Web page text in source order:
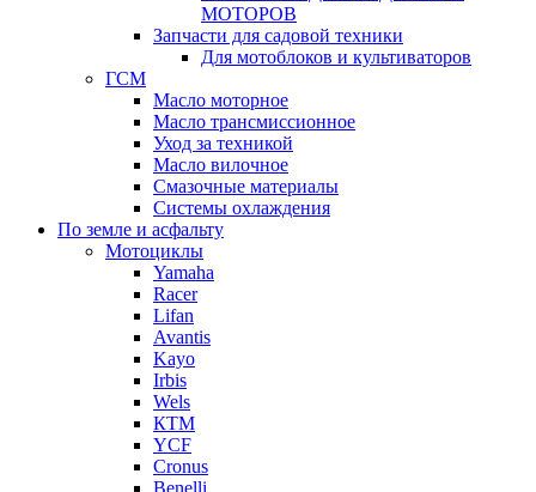
МОТОРОВ
Запчасти для садовой техники
Для мотоблоков и культиваторов
ГСМ
Масло моторное
Масло трансмиссионное
Уход за техникой
Масло вилочное
Смазочные материалы
Системы охлаждения
По земле и асфальту
Мотоциклы
Yamaha
Racer
Lifan
Avantis
Kayo
Irbis
Wels
КТМ
YCF
Cronus
Benelli